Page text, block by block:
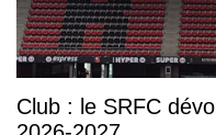
Club : le SRFC